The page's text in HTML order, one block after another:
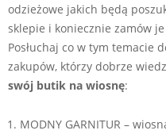
odzieżowe jakich będą
sklepie i koniecznie zamów je
Posłuchaj co w tym temacie
zakupów, którzy dobrze
swój butik na wiosnę:
MODNY GARNITUR –